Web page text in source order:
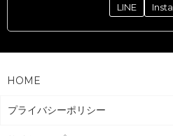
LINE
HOME
プライバシーポリシー